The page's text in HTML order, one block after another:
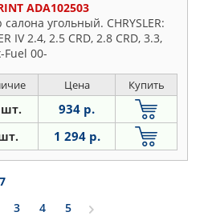
ADA102503
угольный. CHRYSLER:
IV 2.4, 2.5 CRD, 2.8 CRD, 3.3,
Fuel 00-
Цена Купить
шт. 934 р.
1 294 р.
3 4 5